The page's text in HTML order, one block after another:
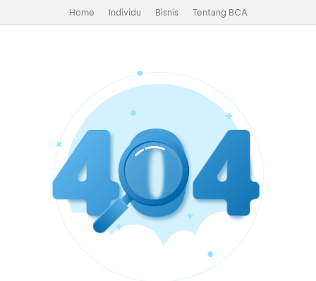
Home Individu Bisnis Tentang BCA